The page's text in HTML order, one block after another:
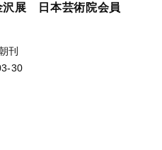
沢展 日本芸術院会員
刊
30